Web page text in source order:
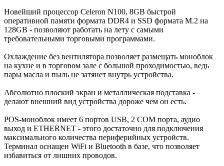
Новейший процессор Celeron N100, 8GB быстрой
оперативной памяти формата DDR4 и SSD формата M.2 на
128GB - позволяют работать на лету с самыми
требовательными торговыми программами.
Охлаждение без вентилятора позволяет размещать моноблок
на кухне и в торговом зале с большой проходимостью, ведь
пары масла и пыль не затянет внутрь устройства.
Абсолютно плоский экран и металлическая подставка -
делают внешний вид устройства дороже чем он есть.
POS-моноблок имеет 6 портов USB, 2 COM порта, аудио
выход и ETHERNET - этого достаточно для подключения
максимального количества периферийных устройств.
Терминал оснащен WiFi и Bluetooth в базе, что позволяет
избавиться от лишних проводов.